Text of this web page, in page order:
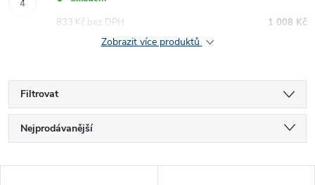
1 008 Kč
833 Kč bez DPH
Zobrazit více produktů
Filtrovat
Ř
a
Nejprodávanější